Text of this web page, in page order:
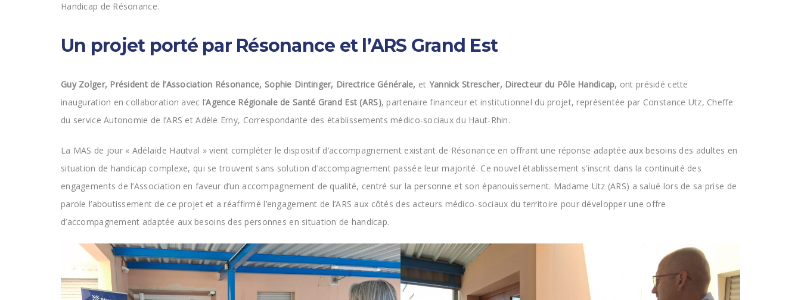
Handicap de Résonance.
Un projet porté par Résonance et l’ARS Grand Est
Guy Zolger, Président de l’Association Résonance, Sophie Dintinger, Directrice Générale, et Yannick Strescher, Directeur du Pôle Handicap, ont présidé cette
inauguration en collaboration avec l’Agence Régionale de Santé Grand Est (ARS), partenaire financeur et institutionnel du projet, représentée par Constance Utz, Cheffe
du service Autonomie de l’ARS et Adèle Erny, Correspondante des établissements médico-sociaux du Haut-Rhin.
La MAS de jour « Adélaïde Hautval » vient compléter le dispositif d’accompagnement existant de Résonance en offrant une réponse adaptée aux besoins des adultes en
situation de handicap complexe, qui se trouvent sans solution d’accompagnement passée leur majorité. Ce nouvel établissement s’inscrit dans la continuité des
engagements de l’Association en faveur d’un accompagnement de qualité, centré sur la personne et son épanouissement. Madame Utz (ARS) a salué lors de sa prise de
parole l’aboutissement de ce projet et a réaffirmé l’engagement de l’ARS aux côtés des acteurs médico-sociaux du territoire pour développer une offre
d’accompagnement adaptée aux besoins des personnes en situation de handicap.